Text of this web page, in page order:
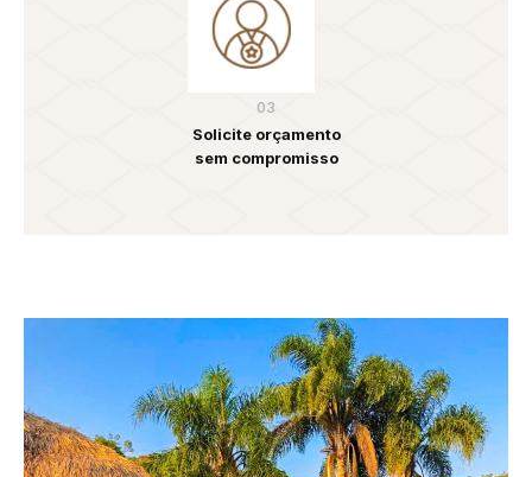
03
Solicite orçamento
sem compromisso